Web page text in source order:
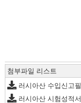
첨부파일 리스트
러시아산 수입신고
러시아산 시험성적